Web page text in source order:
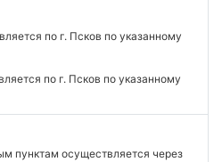
по г. Псков по указанному
по г. Псков по указанному
пунктам осуществляется через